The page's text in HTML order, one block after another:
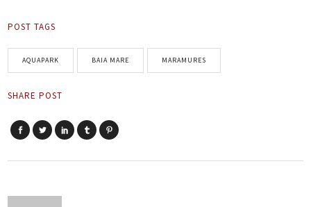
POST TAGS
AQUAPARK BAIA MARE MARAMURES
SHARE POST